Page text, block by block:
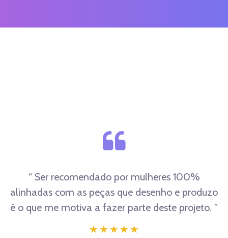
“ Ser recomendado por mulheres 100%
alinhadas com as peças que desenho e produzo
é o que me motiva a fazer parte deste projeto. ”
“ A participação no coletivo Eu+SET me
proporcionou a troca com mulheres, como eu,
com mais de 50 e com isso, compartilhar tudo
que essa fase muda na nossa vida. ”